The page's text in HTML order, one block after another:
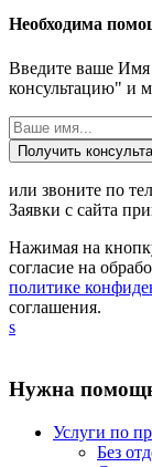
Необходима
Введите ваше
консультацию" и
или звоните по
Заявки с сайта
Нажимая на
согласие на
политике
соглашения.
s
Нужна
Услуги по
Без